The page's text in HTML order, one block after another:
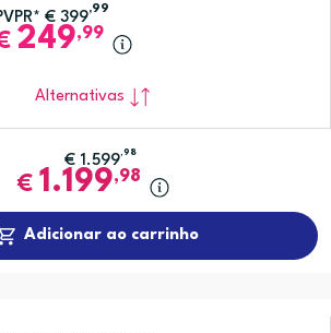
€ 399
,99
249,99
Alternativas
€ 1.599 ,98
€ 1.199,98
Adicionar ao carrinho